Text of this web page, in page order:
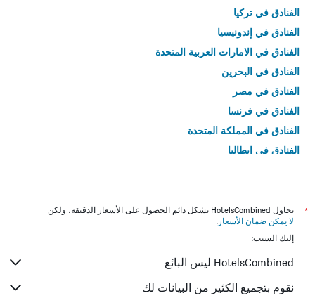
الفنادق في تركيا
الفنادق في إندونيسيا
الفنادق في الامارات العربية المتحدة
الفنادق في البحرين
الفنادق في مصر
الفنادق في فرنسا
الفنادق في المملكة المتحدة
الفنادق في إيطاليا
*
يحاول HotelsCombined بشكل دائم الحصول على الأسعار الدقيقة، ولكن
لا يمكن ضمان الأسعار .
إليك السبب:
HotelsCombined ليس البائع
نقوم بتجميع الكثير من البيانات لك